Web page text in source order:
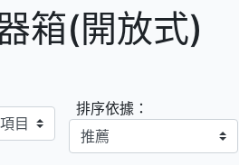
箱(開放式)
排序依據：